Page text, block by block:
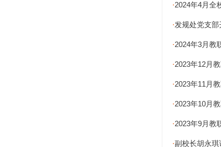
·2024年4月全
·发规处党支
·2024年3月教
·2023年12月
·2023年11月
·2023年10月
·2023年9月教
·副校长胡永